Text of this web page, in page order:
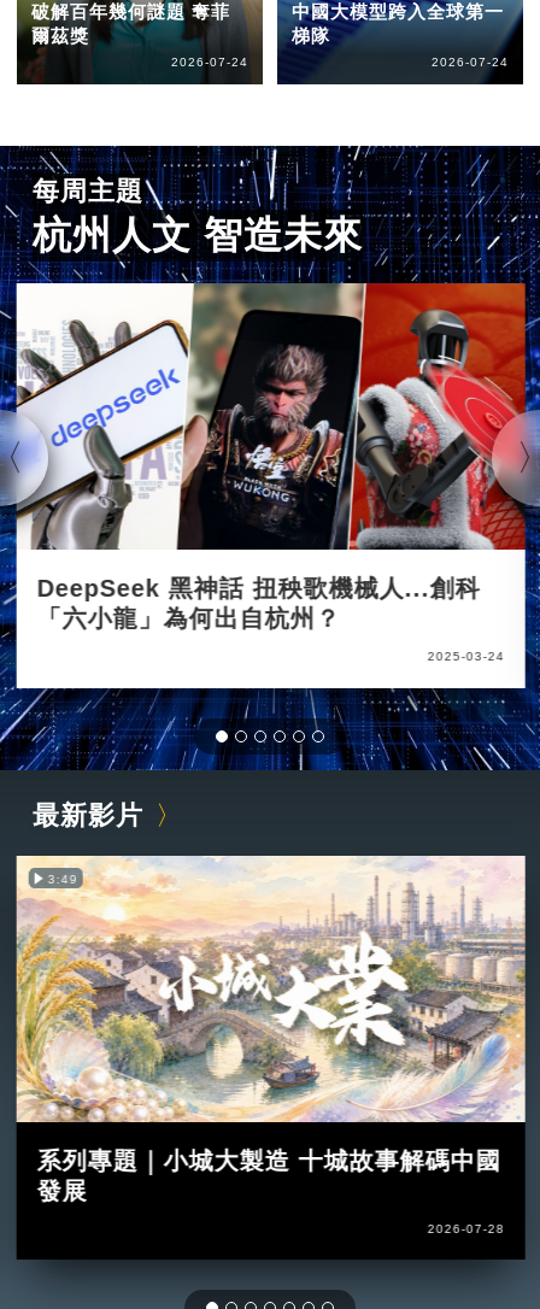
破解百年幾何謎題 奪菲
爾茲獎
2026-07-24
中國大模型跨入全球第一
梯隊
2026-07-24
每周主題
杭州人文 智造未來
DeepSeek 黑神話 扭秧歌機械人...創科
「六小龍」為何出自杭州？
2025-03-24
最新影片
3:49
系列專題｜小城大製造 十城故事解碼中國
發展
2026-07-28